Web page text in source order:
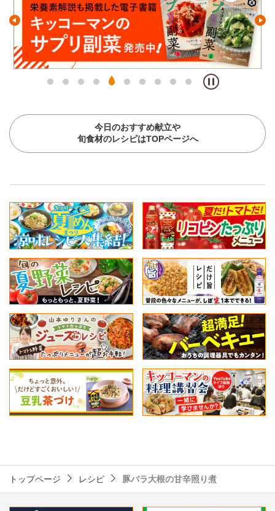
今日のおすすめ献立や
旬食材のレシピはTOPページへ
トップページ レシピ 豚バラ大根の甘辛照り煮